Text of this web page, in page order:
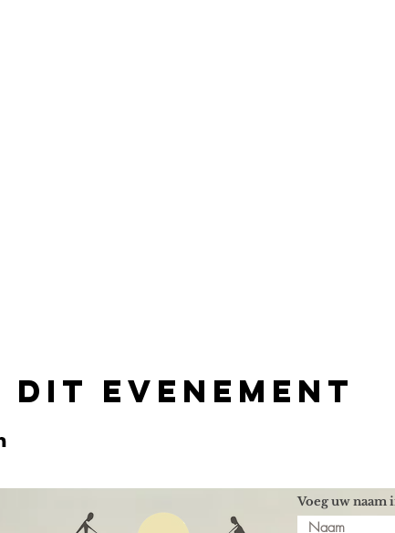
dit evenement
Voeg uw naam